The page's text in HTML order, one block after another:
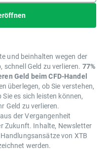
und beinhalten wegen der
schnell Geld zu verlieren. 77%
Geld beim CFD-Handel
überlegen, ob Sie verstehen,
es sich leisten können,
Geld zu verlieren.
der Vergangenheit
Zukunft. Inhalte, Newsletter
von XTB
werden.